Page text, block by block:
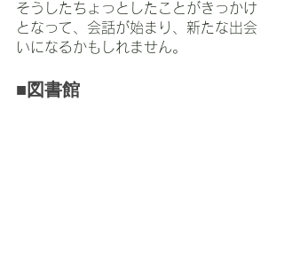
そうしたちょっとしたことがきっかけ
となって、会話が始まり、新たな出会
いになるかもしれません。
■図書館